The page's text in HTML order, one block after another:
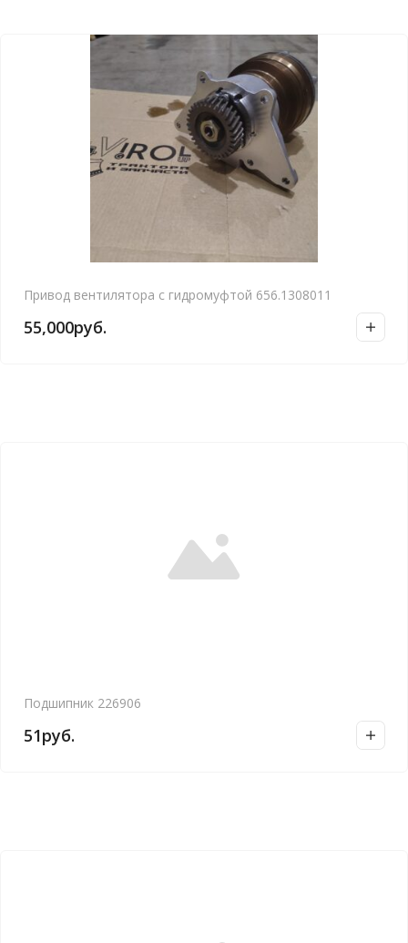
Привод вентилятора с гидромуфтой 656.1308011
55,000руб.
Подшипник 226906
51руб.